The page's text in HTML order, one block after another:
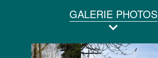
GALERIE PHOTOS